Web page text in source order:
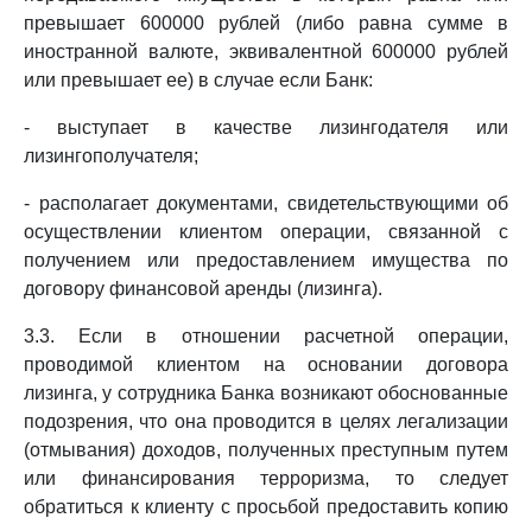
превышает 600000 рублей (либо равна сумме в
иностранной валюте, эквивалентной 600000 рублей
или превышает ее) в случае если Банк:
- выступает в качестве лизингодателя или
лизингополучателя;
- располагает документами, свидетельствующими об
осуществлении клиентом операции, связанной с
получением или предоставлением имущества по
договору финансовой аренды (лизинга).
3.3. Если в отношении расчетной операции,
проводимой клиентом на основании договора
лизинга, у сотрудника Банка возникают обоснованные
подозрения, что она проводится в целях легализации
(отмывания) доходов, полученных преступным путем
или финансирования терроризма, то следует
обратиться к клиенту с просьбой предоставить копию